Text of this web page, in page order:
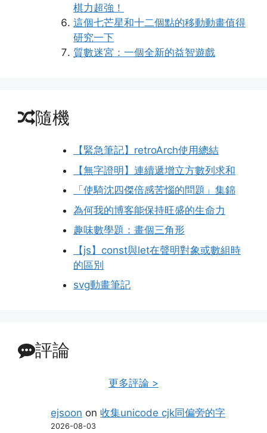
棋力超強！
這個七芒星和十二個點的移動動畫值得
研究一下
質數迷宮：一個全新的益智遊戲
隨機
【緊急筆記】retroArch使用總結
【無字證明】連續遞增立方數列求和
「使騎沈四傑倍感苦惱的問題」集錦
為何我的博客能保持旺盛的生命力
趣味數學題：畫個三角形
【js】const與let在聲明對象或數組時
的區別
svg動畫筆記
評論
更多評論 >
ejsoon on收集unicode cjk同偏旁的字
2026-08-03